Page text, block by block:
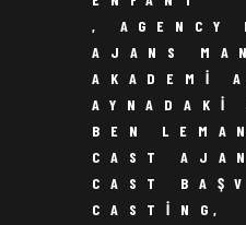
, AGENCY
AJANS
AKADEMI
AYNADAKI
BEN
CAST
CAST
CASTING,